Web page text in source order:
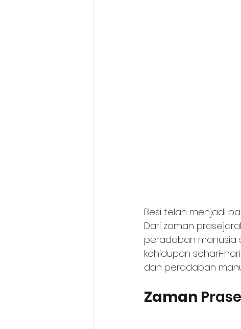
Besi telah menjadi
Dari zaman
peradaban manusia
kehidupan sehari-
dan peradaban
Zaman